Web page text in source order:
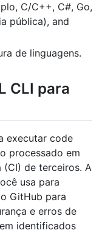
C/C++, C#, Go,
pública), and
de linguagens.
CLI para
executar code
processado em
(CI) de terceiros. A
usa para
GitHub para
e erros de
identificados